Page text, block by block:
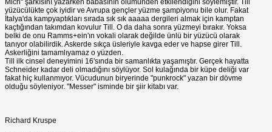
yüzücülükte çok iyidir ve Avrupa gençler yüzme şampiyonu bile olur. Fakat
İtalya'da kampyaptıkları sırada sık sık aaaaa dergileri almak için kamptan
kaçtığından takımdan kovulur Till. O da daha sonra yüzmeyi bırakır. Yoksa
belki de onu Ramms+ein'ın vokali olarak değilde ünlü bir yüzücü olarak
tanıyor olabilirdik. Askerde sıkça üsleriyle kavga eder ve hapse girer Till.
Askerliğini tamamlıyamaz o yüzden.
Till ilk cinsel deneyimini 16'sında bir samanlıkta yaşamıştır. Gerçek hayatta
Schneider kadar deli olmadığını söylüyor. Sol kulağında bir küpe deliği var
fakat hiç kullanmıyor. Vücudunun biryerinde "punkrock" yazan bir dövme
olduğu söyleniyor. "Messer" isminde bir şiir kitabı var.
Richard Kruspe